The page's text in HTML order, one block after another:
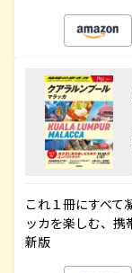
これ１冊にすべて
ッカを楽しむ、携
新版